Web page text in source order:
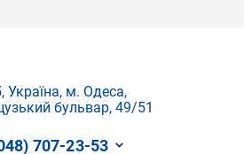
Україна, м. Одеса,
бульвар, 49/51
707-23-53